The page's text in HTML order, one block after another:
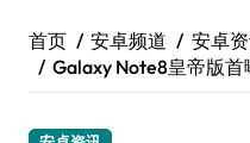
首页 安卓频道 安卓
Galaxy Note8皇帝版首